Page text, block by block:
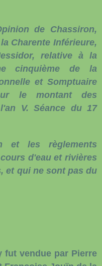
de Chassiron,
Charente Inférieure,
relative à la
cinquième de la
et Somptuaire
le montant des
V. Séance du 17
et les règlements
d'eau et rivières
et qui ne sont pas du
fut vendue par Pierre